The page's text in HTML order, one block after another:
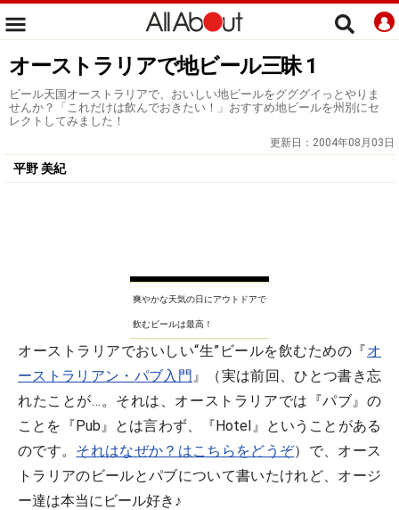
オーストラリアで地ビール三昧 1
ビール天国オーストラリアで、おいしい地ビールをグググイっとやりま
せんか？「これだけは飲んでおきたい！」おすすめ地ビールを州別にセ
レクトしてみました！
更新日： 2004年08月03日
平野 美紀
爽やかな天気の日にアウトドアで
飲むビールは最高！
オーストラリアでおいしい“生”ビールを飲むための『オ
ーストラリアン・パブ入門』（実は前回、ひとつ書き忘
れたことが…。それは、オーストラリアでは『パブ』の
ことを『Pub』とは言わず、『Hotel』ということがある
のです。 それはなぜか？はこちらをどうぞ）で、オース
トラリアのビールとパブについて書いたけれど、オージ
ー達は本当にビール好き♪